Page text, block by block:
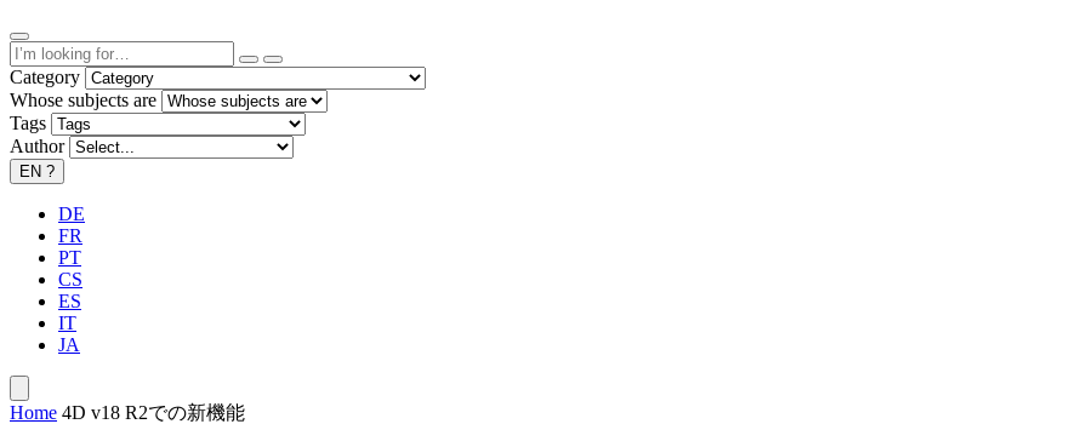
Category
Whose subjects are
Tags
Author
EN ?
DE
FR
PT
CS
ES
IT
JA
Home 4D v18 R2での新機能